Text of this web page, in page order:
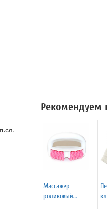
Рекомендуем
Массажер
роликовый